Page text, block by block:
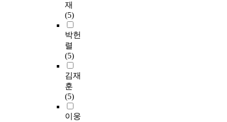
재
(5)
박헌
렬
(5)
김재
훈
(5)
이웅